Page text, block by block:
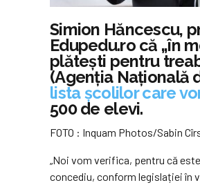
Simion Hăncescu,
Edupedu.ro că „în
plătești pentru
(Agenţia Naţională
lista școlilor care
500 de elevi.
FOTO : Inquam Photos/Sabin
„Noi vom verifica, pentru că
concediu, conform legislației în